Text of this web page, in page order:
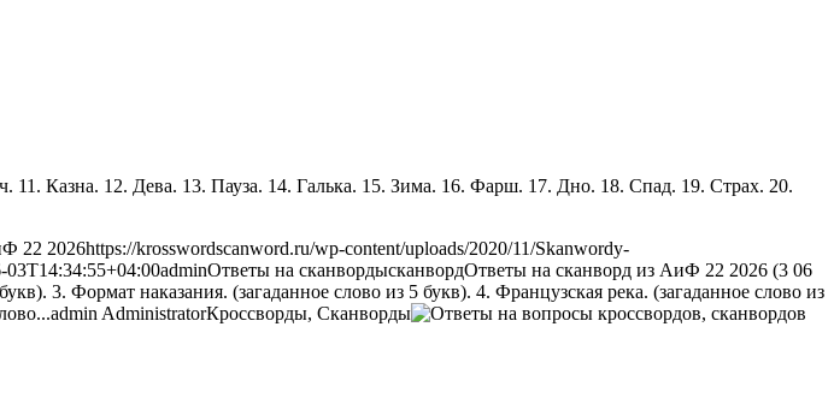
Казна. 12. Дева. 13. Пауза. 14. Галька. 15. Зима. 16. Фарш. 17. Дно. 18. Спад. 19. Страх. 20.
22 2026https://krosswordscanword.ru/wp-content/uploads/2020/11/Skanwordy-
03T14:34:55+04:00adminОтветы на сканвордысканвордОтветы на сканворд из АиФ 22 2026 (3 06
3. Формат наказания. (загаданное слово из 5 букв). 4. Французская река. (загаданное слово из
admin AdministratorКроссворды, Сканворды